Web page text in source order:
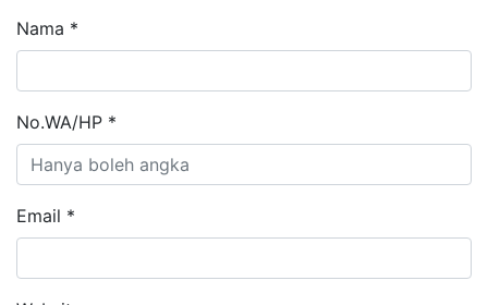
Nama *
No.WA/HP *
Email *